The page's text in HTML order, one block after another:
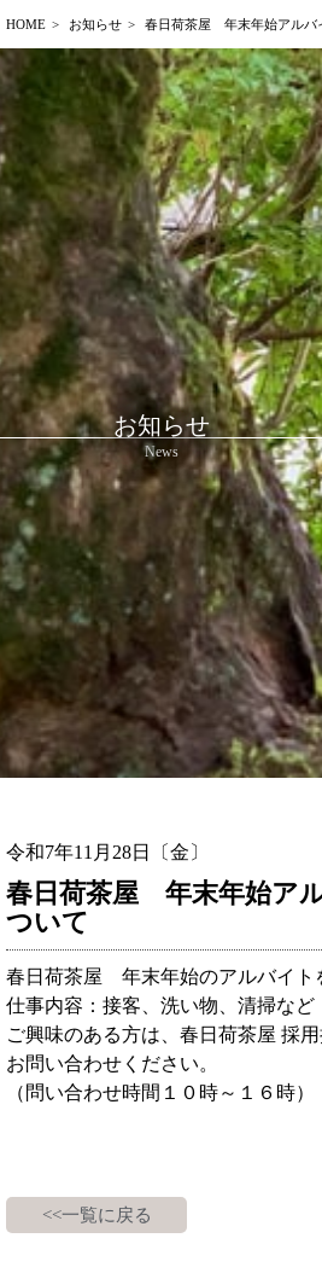
HOME お知らせ 春日荷茶屋 年末年始アルバ
お知らせ
News
令和7年11月28日〔金〕
春日荷茶屋 年末年始ア
ついて
春日荷茶屋 年末年始のアルバイト
仕事内容：接客、洗い物、清掃など
ご興味のある方は、春日荷茶屋 採
お問い合わせください。
（問い合わせ時間１０時～１６時）
<<一覧に戻る
日本語
ENGLISH
中文繁体字
中文簡体字
한국어
Français